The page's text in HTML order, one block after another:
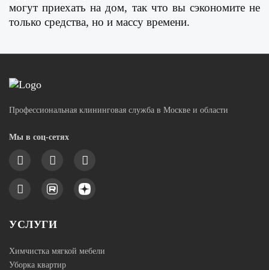
могут приехать на дом, так что вы сэкономите не
только средства, но и массу времени.
Профессиональная клининговая служба в Москве и области
Мы в соц-сетях
УСЛУГИ
Химчистка мягкой мебели
Уборка квартир